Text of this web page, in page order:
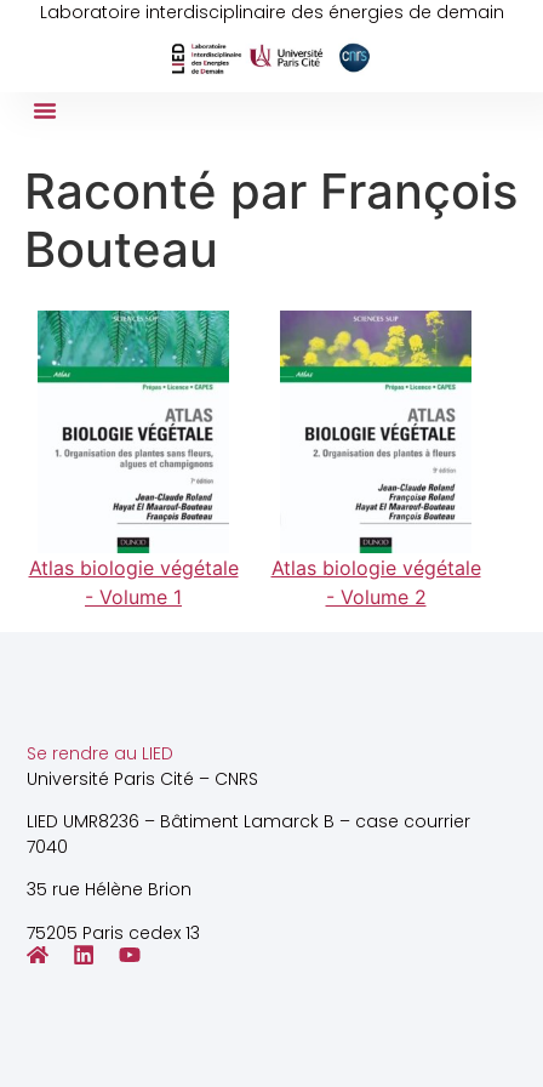
Laboratoire interdisciplinaire des énergies de demain
Raconté par François
Bouteau
Atlas biologie végétale
- Volume 1
Atlas biologie végétale
- Volume 2
Se rendre au LIED
Université Paris Cité – CNRS
LIED UMR8236 – Bâtiment Lamarck B – case courrier
7040
35 rue Hélène Brion
75205 Paris cedex 13